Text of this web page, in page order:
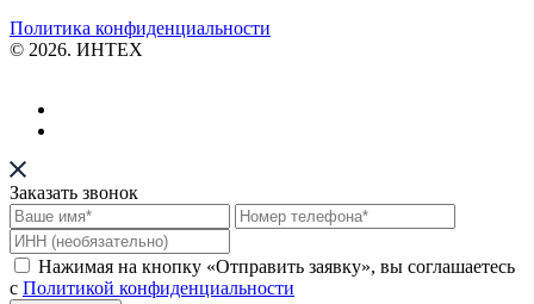
Политика конфиденциальности
© 2026. ИНТЕХ
Заказать звонок
Нажимая на кнопку «Отправить заявку», вы соглашаетесь
с Политикой конфиденциальности